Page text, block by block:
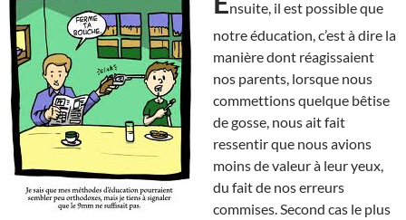
nsuite, il est possible que
notre éducation, c’est à dire la
manière dont réagissaient
nos parents, lorsque nous
commettions quelque bêtise
de gosse, nous ait fait
ressentir que nous avions
moins de valeur à leur yeux,
du fait de nos erreurs
commises. Second cas le plus